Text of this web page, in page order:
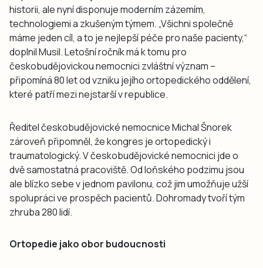
historii, ale nyní disponuje moderním zázemím,
technologiemi a zkušeným týmem. „Všichni společně
máme jeden cíl, a to je nejlepší péče pro naše pacienty,“
doplnil Musil. Letošní ročník má k tomu pro
českobudějovickou nemocnici zvláštní význam –
připomíná 80 let od vzniku jejího ortopedického oddělení,
které patří mezi nejstarší v republice.
Ředitel českobudějovické nemocnice Michal Šnorek
zároveň připomněl, že kongres je ortopedický i
traumatologický. V českobudějovické nemocnici jde o
dvě samostatná pracoviště. Od loňského podzimu jsou
ale blízko sebe v jednom pavilonu, což jim umožňuje užší
spolupráci ve prospěch pacientů. Dohromady tvoří tým
zhruba 280 lidí.
Ortopedie jako obor budoucnosti